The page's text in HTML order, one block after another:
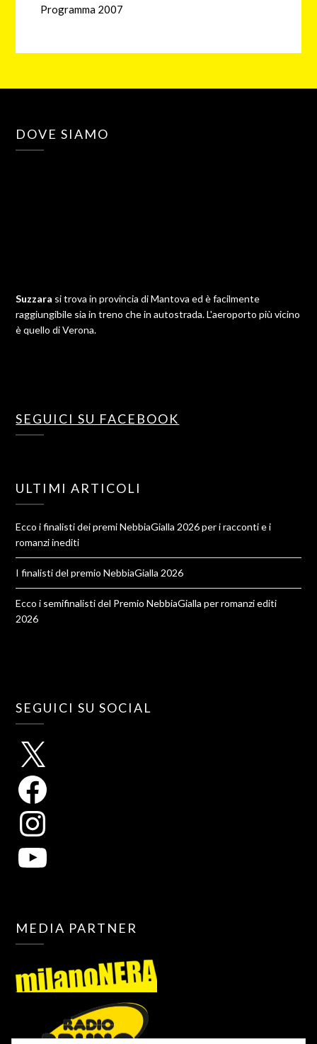
Programma 2007
DOVE SIAMO
Suzzara si trova in provincia di Mantova ed è facilmente
raggiungibile sia in treno che in autostrada. L'aeroporto più vicino
è quello di Verona.
SEGUICI SU FACEBOOK
ULTIMI ARTICOLI
Ecco i finalisti dei premi NebbiaGialla 2026 per i racconti e i
romanzi inediti
I finalisti del premio NebbiaGialla 2026
Ecco i semifinalisti del Premio NebbiaGialla per romanzi editi
2026
SEGUICI SU SOCIAL
MEDIA PARTNER